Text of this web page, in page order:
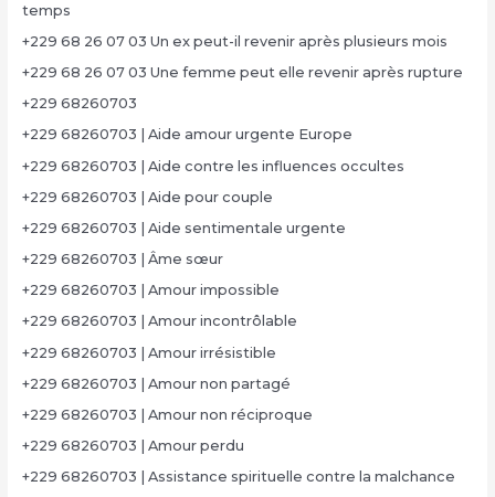
temps
+229 68 26 07 03 Un ex peut-il revenir après plusieurs mois
+229 68 26 07 03 Une femme peut elle revenir après rupture
+229 68260703
+229 68260703 | Aide amour urgente Europe
+229 68260703 | Aide contre les influences occultes
+229 68260703 | Aide pour couple
+229 68260703 | Aide sentimentale urgente
+229 68260703 | Âme sœur
+229 68260703 | Amour impossible
+229 68260703 | Amour incontrôlable
+229 68260703 | Amour irrésistible
+229 68260703 | Amour non partagé
+229 68260703 | Amour non réciproque
+229 68260703 | Amour perdu
+229 68260703 | Assistance spirituelle contre la malchance